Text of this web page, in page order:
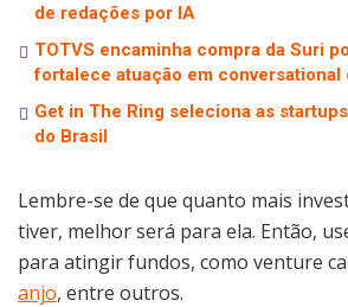
de redações por IA
TOTVS encaminha compra da Suri
fortalece atuação em conversational
Get in The Ring seleciona as
do Brasil
Lembre-se de que quanto mais
tiver, melhor será para ela. Então,
para atingir fundos, como venture
anjo, entre outros.